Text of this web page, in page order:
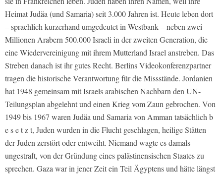
Heimat Judäa (und Samaria) seit 3.000 Jahren ist. Heute leben dort
– sprachlich kurzerhand umgedeutet in Westbank – neben zwei
Millionen Arabern 500.000 Israeli in der zweiten Generation, die
eine Wiedervereinigung mit ihrem Mutterland Israel anstreben. Das
Streben danach ist ihr gutes Recht. Berlins Videokonferenzpartner
tragen die historische Verantwortung für die Missstände. Jordanien
hat 1948 gemeinsam mit Israels arabischen Nachbarn den UN-
Teilungsplan abgelehnt und einen Krieg vom Zaun gebrochen. Von
1949 bis 1967 waren Judäa und Samaria von Amman tatsächlich b
e s e t z t, Juden wurden in die Flucht geschlagen, heilige Stätten
der Juden zerstört oder entweiht. Niemand wagte es damals
ungestraft, von der Gründung eines palästinensischen Staates zu
sprechen. Gaza war in jener Zeit ein Teil Ägyptens und hätte längst